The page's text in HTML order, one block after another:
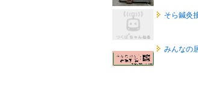
そら鍼灸
みんなの